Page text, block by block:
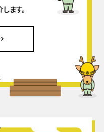
ます。